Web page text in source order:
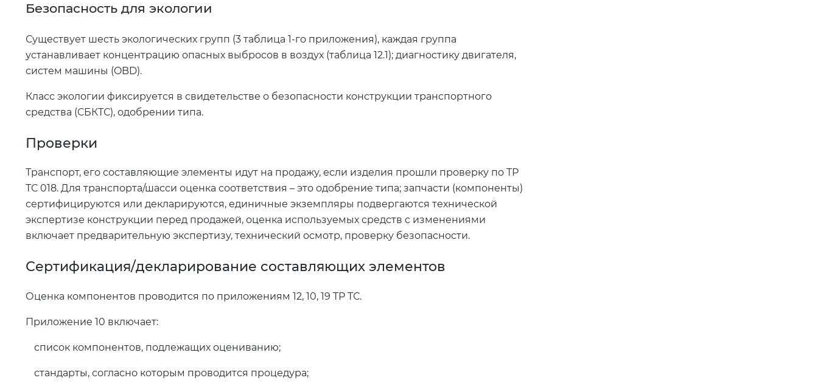
Безопасность для экологии
Существует шесть экологических групп (3 таблица 1-го приложения), каждая группа
устанавливает концентрацию опасных выбросов в воздух (таблица 12.1); диагностику двигателя,
систем машины (OBD).
Класс экологии фиксируется в свидетельстве о безопасности конструкции транспортного
средства (СБКТС), одобрении типа.
Проверки
Транспорт, его составляющие элементы идут на продажу, если изделия прошли проверку по ТР
ТС 018. Для транспорта/шасси оценка соответствия – это одобрение типа; запчасти (компоненты)
сертифицируются или декларируются, единичные экземпляры подвергаются технической
экспертизе конструкции перед продажей, оценка используемых средств с изменениями
включает предварительную экспертизу, технический осмотр, проверку безопасности.
Сертификация/декларирование составляющих элементов
Оценка компонентов проводится по приложениям 12, 10, 19 ТР ТС.
Приложение 10 включает:
список компонентов, подлежащих оцениванию;
стандарты, согласно которым проводится процедура;